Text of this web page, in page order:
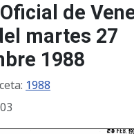
de
martes 27
1988
1988